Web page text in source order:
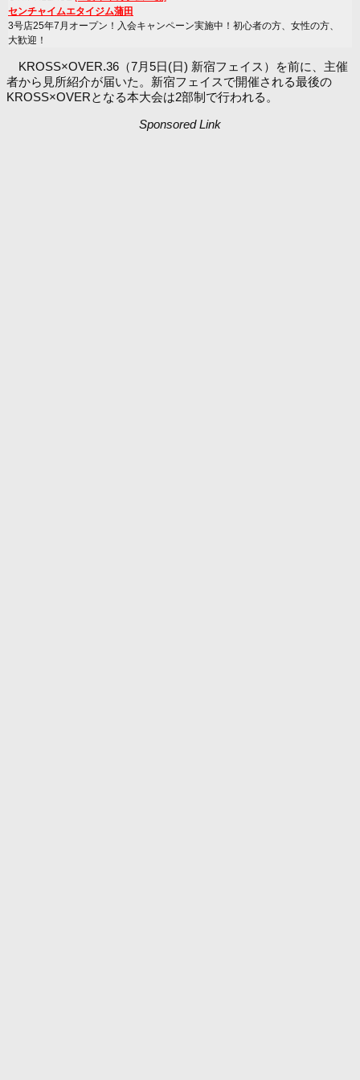
センチャイムエタイジム蒲田
3号店25年7月オープン！入会キャンペーン実施中！初心者の方、女性の方、
大歓迎！
KROSS×OVER.36（7月5日(日) 新宿フェイス）を前に、主催
者から見所紹介が届いた。新宿フェイスで開催される最後の
KROSS×OVERとなる本大会は2部制で行われる。
Sponsored Link